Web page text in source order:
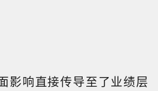
影响直接传导至了业绩层